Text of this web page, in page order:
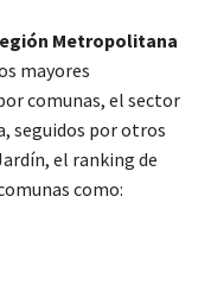
Metropolitana
mayores
comunas, el sector
seguidos por otros
el ranking de
como: